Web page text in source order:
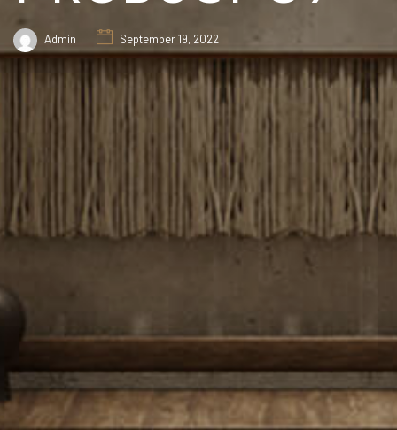
Admin September 19, 2022